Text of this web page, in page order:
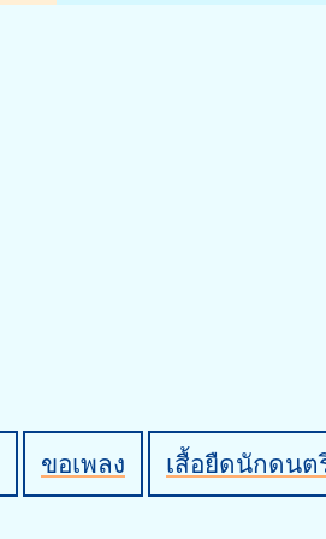
ขอเพลง เสื้อยืดนักดนต